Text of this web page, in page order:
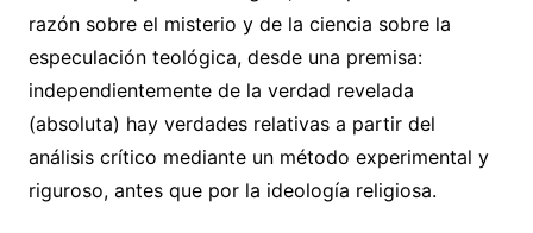
razón sobre el misterio y de la ciencia sobre la
especulación teológica, desde una premisa:
independientemente de la verdad revelada
(absoluta) hay verdades relativas a partir del
análisis crítico mediante un método experimental y
riguroso, antes que por la ideología religiosa.